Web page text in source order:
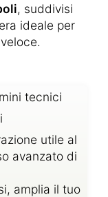
, suddivisi
ideale per
tecnici
utile al
avanzato di
amplia il tuo